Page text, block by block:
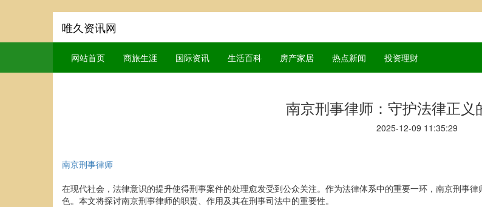
唯久资讯网
网站首页 商旅生涯 国际资讯 生活百科 房产家居 热点新闻 投资理财
南京刑事律师：守护法律正义
2025-12-09 11:35:29
南京刑事律师
在现代社会，法律意识的提升使得刑事案件的处理愈发受到公众关注。作为法律体系中的重要一环，南京刑事
色。本文将探讨南京刑事律师的职责、作用及其在刑事司法中的重要性。